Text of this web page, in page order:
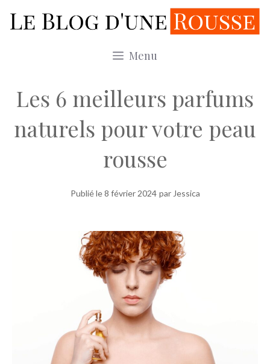
au
Menu
Les 6 meilleurs parfums
naturels pour votre peau
rousse
Publié le8 février 2024 par Jessica